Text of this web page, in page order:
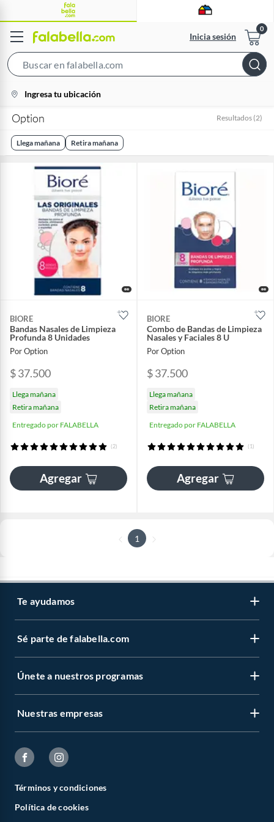
Inicia sesión
Bar
location-
icon
Ingresa tu ubicación
Option Resultados (2)
Llega mañana Retira mañana
BIORE
Bandas Nasales de Limpieza
Profunda 8 Unidades
Por Option
$ 37.500
Llega mañana
Retira mañana
Entregado por FALABELLA
(2)
Agregar
BIORE
Combo de Bandas de Limpieza
Nasales y Faciales 8 U
Por Option
$ 37.500
Llega mañana
Retira mañana
Entregado por FALABELLA
(1)
Agregar
1
Te ayudamos
Sé parte de falabella.com
Únete a nuestros programas
Nuestras empresas
Términos y condiciones
Política de cookies